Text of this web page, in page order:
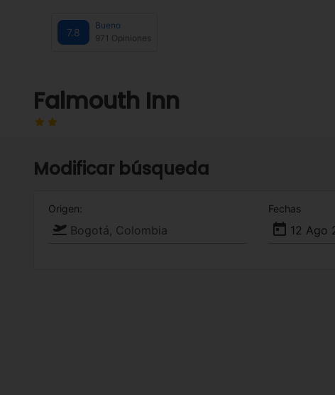
7.8
Bueno
971 Opiniones
Falmouth Inn
Modificar búsqueda
Origen: Fechas